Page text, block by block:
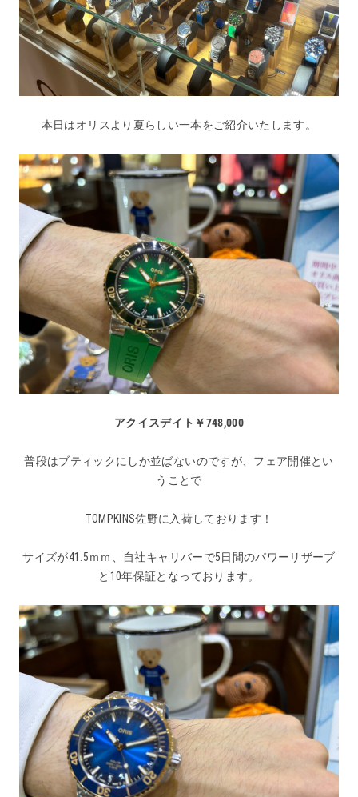
本日はオリスより夏らしい一本をご紹介いたします。
アクイスデイト￥748,000
普段はブティックにしか並ばないのですが、フェア開催とい
うことで
TOMPKINS佐野に入荷しております！
サイズが41.5ｍｍ、自社キャリバーで5日間のパワーリザーブ
と10年保証となっております。